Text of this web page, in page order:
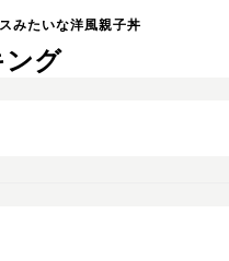
みたいな洋風親子丼
ング